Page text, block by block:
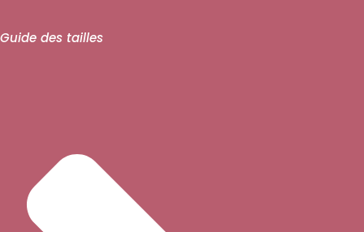
Guide des tailles